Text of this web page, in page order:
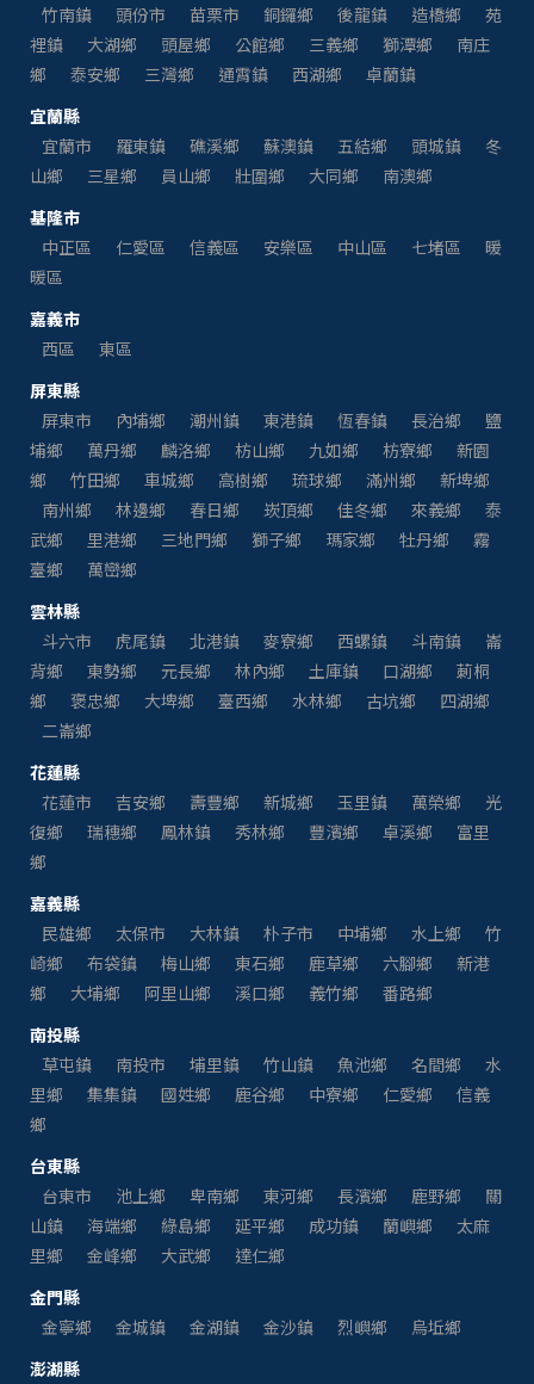
竹南鎮
頭份市 苗栗市 銅鑼鄉 後龍鎮 造橋鄉
苑
裡鎮
大湖鄉 頭屋鄉 公館鄉 三義鄉 獅潭鄉
南庄
鄉
泰安鄉 三灣鄉 通霄鎮 西湖鄉
卓蘭鎮
宜蘭縣
宜蘭市
羅東鎮 礁溪鄉 蘇澳鎮 五結鄉 頭城鎮
冬
山鄉
三星鄉 員山鄉 壯圍鄉 大同鄉
南澳鄉
基隆市
中正區
仁愛區 信義區 安樂區 中山區 七堵區
暖
暖區
嘉義市
西區
東區
屏東縣
屏東市
內埔鄉 潮州鎮 東港鎮 恆春鎮 長治鄉
鹽
埔鄉
萬丹鄉 麟洛鄉 枋山鄉 九如鄉 枋寮鄉
新園
鄉
竹田鄉 車城鄉 高樹鄉 琉球鄉 滿州鄉
新埤鄉
南州鄉
林邊鄉 春日鄉 崁頂鄉 佳冬鄉 來義鄉
泰
武鄉
里港鄉 三地門鄉 獅子鄉 瑪家鄉 牡丹鄉
霧
臺鄉
萬巒鄉
雲林縣
斗六市
虎尾鎮 北港鎮 麥寮鄉 西螺鎮 斗南鎮
崙
背鄉
東勢鄉 元長鄉 林內鄉 土庫鎮 口湖鄉
莿桐
鄉
褒忠鄉 大埤鄉 臺西鄉 水林鄉 古坑鄉
四湖鄉
二崙鄉
花蓮縣
花蓮市
吉安鄉 壽豐鄉 新城鄉 玉里鎮 萬榮鄉
光
復鄉
瑞穗鄉 鳳林鎮 秀林鄉 豐濱鄉 卓溪鄉
富里
鄉
嘉義縣
民雄鄉
太保市 大林鎮 朴子市 中埔鄉 水上鄉
竹
崎鄉
布袋鎮 梅山鄉 東石鄉 鹿草鄉 六腳鄉
新港
鄉
大埔鄉 阿里山鄉 溪口鄉 義竹鄉
番路鄉
南投縣
草屯鎮
南投市 埔里鎮 竹山鎮 魚池鄉 名間鄉
水
里鄉
集集鎮 國姓鄉 鹿谷鄉 中寮鄉 仁愛鄉
信義
鄉
台東縣
台東市
池上鄉 卑南鄉 東河鄉 長濱鄉 鹿野鄉
關
山鎮
海端鄉 綠島鄉 延平鄉 成功鎮 蘭嶼鄉
太麻
里鄉
金峰鄉 大武鄉
達仁鄉
金門縣
金寧鄉
金城鎮 金湖鎮 金沙鎮 烈嶼鄉
烏坵鄉
澎湖縣